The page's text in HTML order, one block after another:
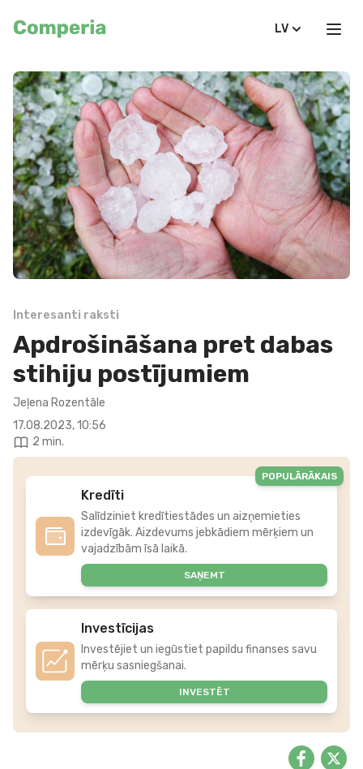
LV
Interesanti raksti
Apdrošināšana pret dabas
stihiju postījumiem
Jeļena Rozentāle
17.08.2023, 10:56
2 min.
Kredīti
Salīdziniet kredītiestādes un aizņemieties
izdevīgāk. Aizdevums jebkādiem mērķiem un
vajadzībām īsā laikā.
SAŅEMT
POPULĀRĀKAIS
Investīcijas
Investējiet un iegūstiet papildu finanses savu
mērķu sasniegšanai.
INVESTĒT